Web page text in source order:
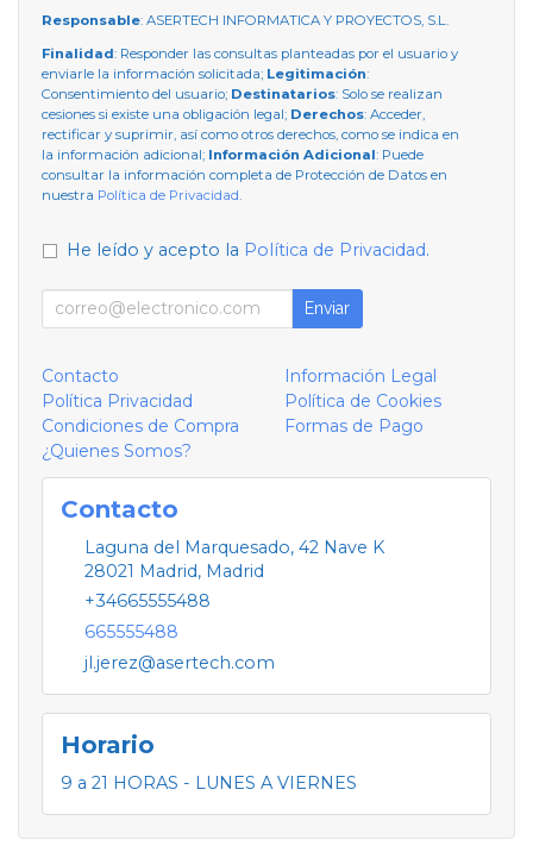
Responsable: ASERTECH INFORMATICA Y PROYECTOS, S.L.
Finalidad: Responder las consultas planteadas por el usuario y
enviarle la información solicitada; Legitimación:
Consentimiento del usuario; Destinatarios: Solo se realizan
cesiones si existe una obligación legal; Derechos: Acceder,
rectificar y suprimir, así como otros derechos, como se indica en
la información adicional; Información Adicional: Puede
consultar la información completa de Protección de Datos en
nuestra Política de Privacidad
He leído y acepto la Política de Privacidad.
Enviar
Contacto
Información Legal
Política Privacidad
Política de Cookies
Condiciones de Compra
Formas de Pago
¿Quienes Somos?
Contacto
Laguna del Marquesado, 42 Nave K
28021 Madrid, Madrid
+34665555488
665555488
jl.jerez@asertech.com
Horario
9 a 21 HORAS - LUNES A VIERNES